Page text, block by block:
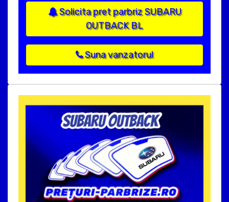
Solicita pret parbriz SUBARU
OUTBACK BL
Suna vanzatorul